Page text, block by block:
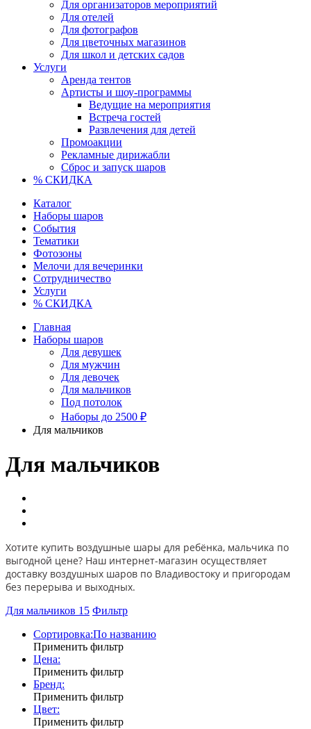
Для организаторов мероприятий
Для отелей
Для фотографов
Для цветочных магазинов
Для школ и детских садов
Услуги
Аренда тентов
Артисты и шоу-программы
Ведущие на мероприятия
Встреча гостей
Развлечения для детей
Промоакции
Рекламные дирижабли
Сброс и запуск шаров
% СКИДКА
Каталог
Наборы шаров
События
Тематики
Фотозоны
Мелочи для вечеринки
Сотрудничество
Услуги
% СКИДКА
Главная
Наборы шаров
Для девушек
Для мужчин
Для девочек
Для мальчиков
Под потолок
Наборы до 2500 ₽
Для мальчиков
Для мальчиков
Хотите купить воздушные шары для ребёнка, мальчика по
выгодной цене? Наш интернет-магазин осуществляет
доставку воздушных шаров по Владивостоку и пригородам
без перерыва и выходных.
Для мальчиков 15 Фильтр
Сортировка:По названию
Применить фильтр
Цена:
Применить фильтр
Бренд:
Применить фильтр
Цвет:
Применить фильтр